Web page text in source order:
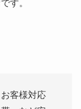
す。
客様対応